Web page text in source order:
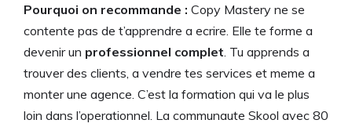
Pourquoi on recommande : Copy Mastery ne se
contente pas de t’apprendre a ecrire. Elle te forme a
devenir un professionnel complet . Tu apprends a
trouver des clients, a vendre tes services et meme a
monter une agence. C’est la formation qui va le plus
loin dans l’operationnel. La communaute Skool avec 80